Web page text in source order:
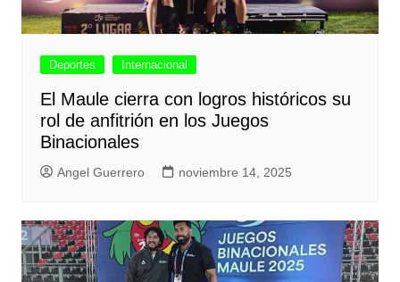
Deportes Internacional
El Maule cierra con logros históricos su
rol de anfitrión en los Juegos
Binacionales
Angel Guerrero noviembre 14, 2025